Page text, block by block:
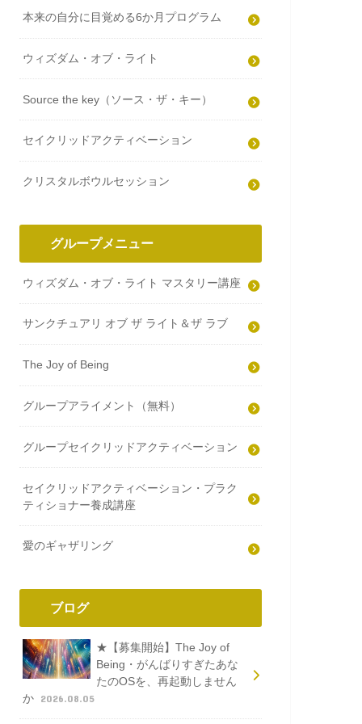
本来の自分に目覚める6か月プログラム
ウィズダム・オブ・ライト
Source the key（ソース・ザ・キー）
セイクリッドアクティベーション
クリスタルボウルセッション
グループメニュー
ウィズダム・オブ・ライト マスタリー講座
サンクチュアリ オブ ザ ライト＆ザ ラブ
The Joy of Being
グループアライメント（無料）
グループセイクリッドアクティベーション
セイクリッドアクティベーション・プラク
ティショナー養成講座
愛のギャザリング
ブログ
★【募集開始】The Joy of
Being・がんばりすぎたあな
たのOSを、再起動しません
か 2026.08.05